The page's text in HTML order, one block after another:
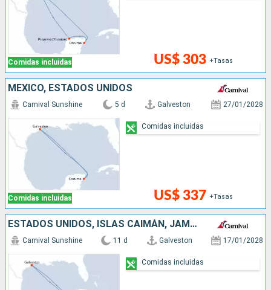
Comidas incluidas US$ 303 +Tasas
MÉXICO, ESTADOS UNIDOS
Comidas incluidas
Carnival Sunshine 5 d Galveston 27/01/2028
US$ 337 +Tasas
Comidas incluidas
ESTADOS UNIDOS, ISLAS CAIMÁN, JAMAICA, HONDURAS, BELICE, MÉXICO
Carnival Sunshine 11 d Galveston 17/01/2028
Comidas incluidas